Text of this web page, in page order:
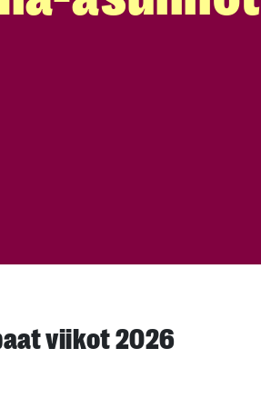
viikot 2026